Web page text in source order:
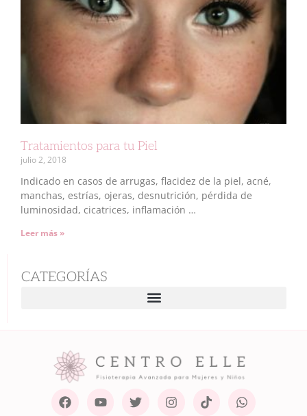
Tratamientos para tu Piel
julio 2, 2018
Indicado en casos de arrugas, flacidez de la piel, acné,
manchas, estrías, ojeras, desnutrición, pérdida de
luminosidad, cicatrices, inflamación …
Leer más »
CATEGORÍAS